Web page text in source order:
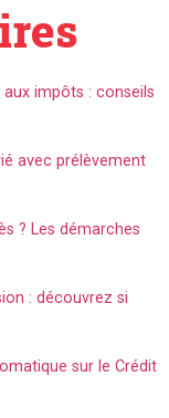
impôts : conseils
avec prélèvement
? Les démarches
: découvrez si
sur le Crédit